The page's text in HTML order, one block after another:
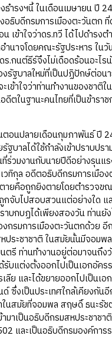
ธำรงฯนี้ ในเดือนเมษายน ปี
ธิบดีกรมการเมืองตะวันตก ที่
เข้าใจว่าดร.ทวี ได้ไปดำรงต
นาจโดยคณะรัฐประหาร ในวั
.กนต์ธีร์จึงไม่เดือดร้อนอะไร
งรัฐบาลใหม่ที่เป็นปฏิปักษ์ต่อ
เข้าใจว่าท่านทำงานของชาติ
ดีตในฐานะคนไทยที่เป็นข้าราช
ตอนปลายเดือนกุมภาพันธ์ ปี
ฐบาลได้ใช้กำลังเข้าปราบปร
ร่วมงานกับนายปีดีอย่างรุนแ
วทิกุล อดีตอธิบดีกรมการเมือ
ายคือถูกยิงตายโดยตำรวจข
กจับไปสอบสวนแต่อย่างใด แ
บกบฏได้เพียงสองวัน ท่านยั
กรมการเมืองตะวันตกด้วย อี
ประชาชาติ ในสมัยนั้นมีจอมพ
ตรี ท่านทำงานอยู่ต่อมาจนถึง
บแต่งตั้งออกไปเป็นเอกอัคร
ลีย และได้ขยายออกไปเป็นเอ
ซึ่งเป็นประเทศใกล้เคียงกัน
นสมัยที่จอมพล สฤษดิ์ ธนะรัช
มาเป็นอธิบดีกรมสหประชาชา
และเป็นอธิบดีกรมองค์การร